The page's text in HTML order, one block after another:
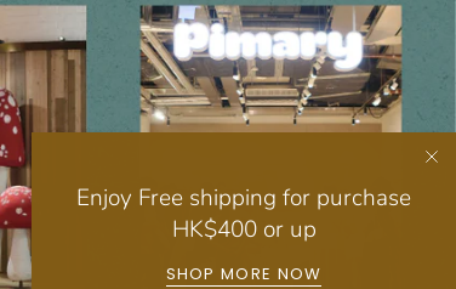
Enjoy Free shipping for purchase
HK$400 or up
SHOP MORE NOW